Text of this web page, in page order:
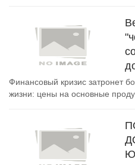
Финансовый кризис затронет
жизни: цены на основные